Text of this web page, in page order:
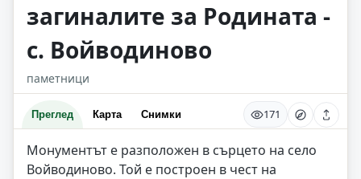
загиналите за Родината -
с. Войводиново
паметници
Преглед Карта Снимки 171
Монументът е разположен в сърцето на село
Войводиново. Той е построен в чест на